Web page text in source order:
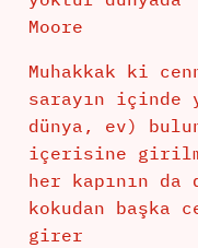
Moore
Muhakkak ki
sarayın içinde
dünya, ev)
içerisine
her kapının
kokudan başka
girer